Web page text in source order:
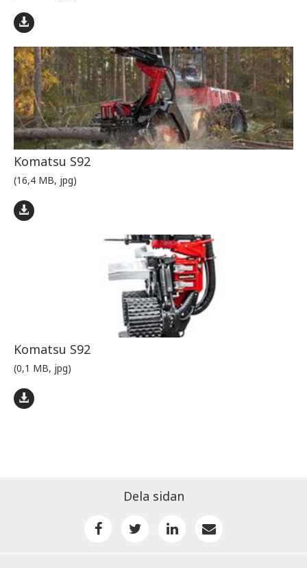
Komatsu S92
(16,4 MB, jpg)
Komatsu S92
(0,1 MB, jpg)
Dela sidan